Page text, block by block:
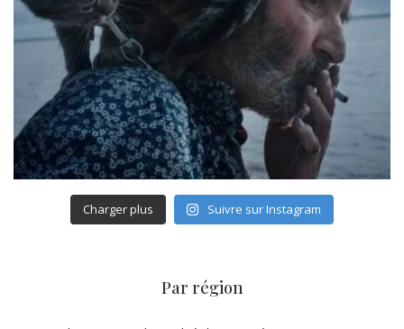
Charger plus Suivre sur Instagram
Par région